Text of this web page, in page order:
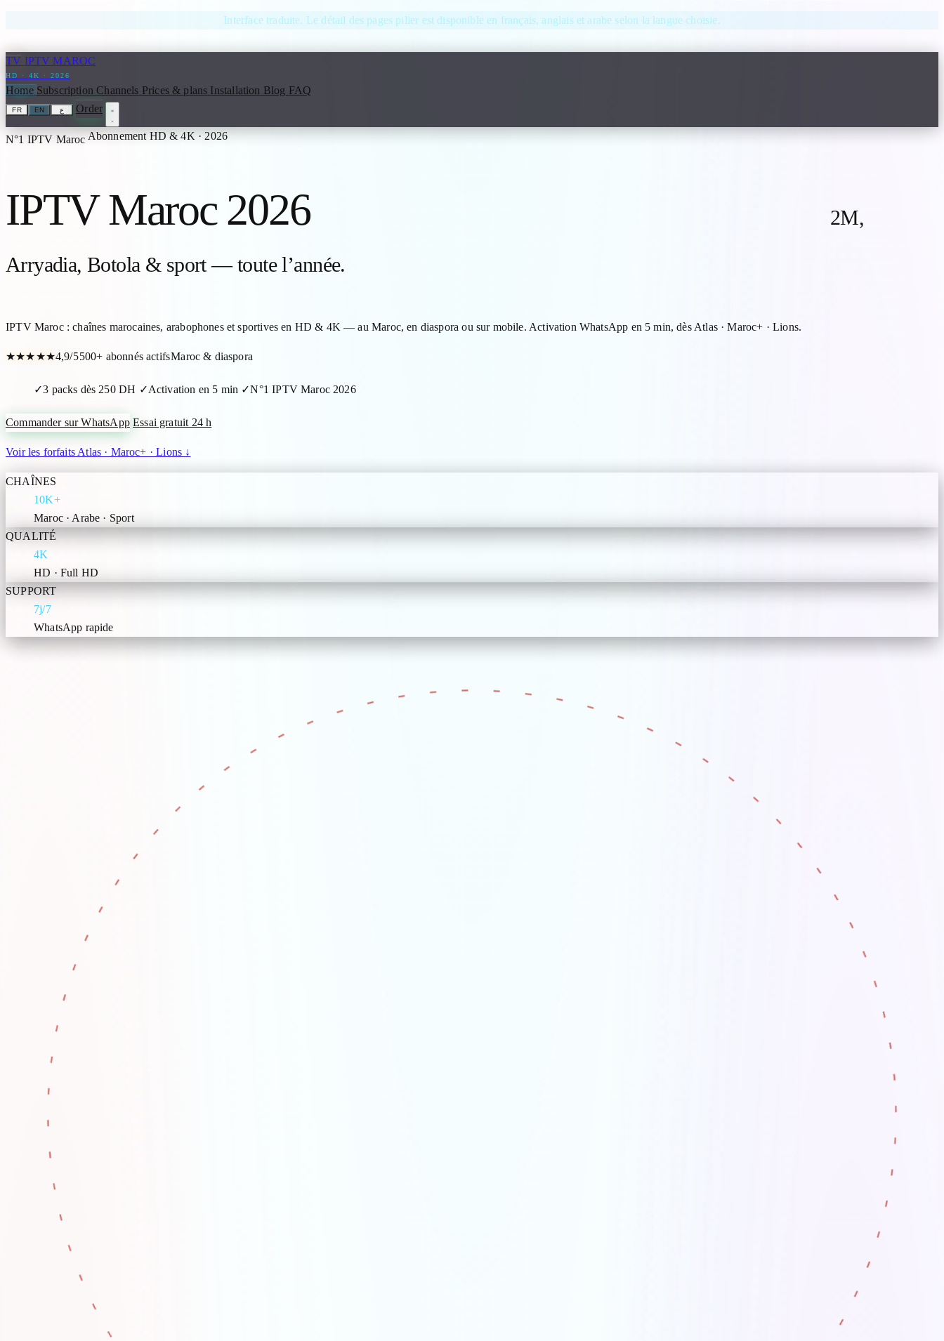
Interface traduite. Le détail des pages pilier est disponible en français, anglais et arabe selon la langue choisie.
TV IPTV MAROC
HD · 4K · 2026
Home Subscription Channels Prices & plans Installation Blog FAQ
FR EN ع Order
N°1 IPTV Maroc Abonnement HD & 4K · 2026
IPTV Maroc 2026 2M,
Arryadia, Botola & sport — toute l’année.
IPTV Maroc : chaînes marocaines, arabophones et sportives en HD & 4K — au Maroc, en diaspora ou sur mobile. Activation WhatsApp en 5 min, dès Atlas · Maroc+ · Lions.
★★★★★4,9/5500+ abonnés actifsMaroc & diaspora
✓3 packs dès 250 DH ✓Activation en 5 min ✓N°1 IPTV Maroc 2026
Commander sur WhatsApp Essai gratuit 24 h
Voir les forfaits Atlas · Maroc+ · Lions ↓
CHAÎNES
10K+
Maroc · Arabe · Sport
QUALITÉ
4K
HD · Full HD
SUPPORT
7j/7
WhatsApp rapide